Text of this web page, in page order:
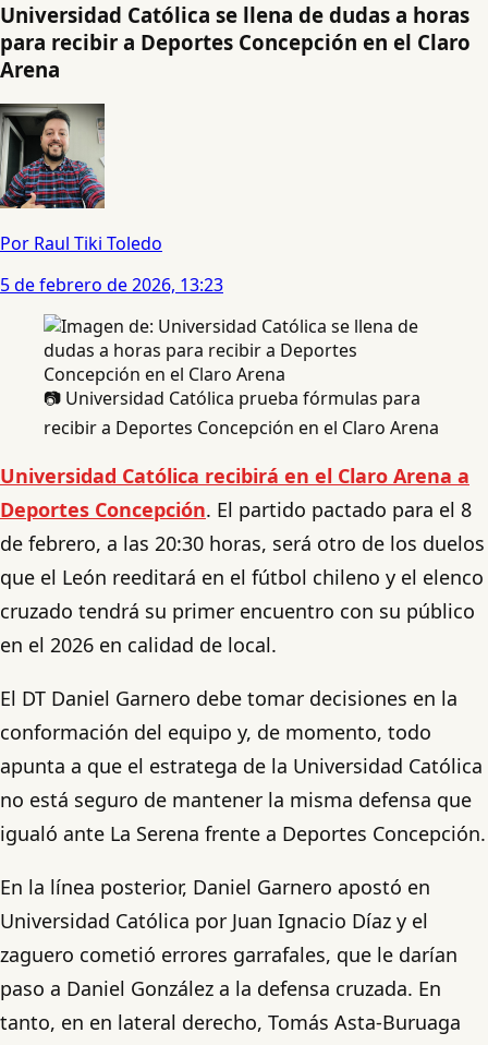
Universidad Católica se llena de dudas a horas
para recibir a Deportes Concepción en el Claro
Arena
Por Raul Tiki Toledo
5 de febrero de 2026, 13:23
📷 Universidad Católica prueba fórmulas para
recibir a Deportes Concepción en el Claro Arena
Universidad Católica recibirá en el Claro Arena a
Deportes Concepción. El partido pactado para el 8
de febrero, a las 20:30 horas, será otro de los duelos
que el León reeditará en el fútbol chileno y el elenco
cruzado tendrá su primer encuentro con su público
en el 2026 en calidad de local.
El DT Daniel Garnero debe tomar decisiones en la
conformación del equipo y, de momento, todo
apunta a que el estratega de la Universidad Católica
no está seguro de mantener la misma defensa que
igualó ante La Serena frente a Deportes Concepción.
En la línea posterior, Daniel Garnero apostó en
Universidad Católica por Juan Ignacio Díaz y el
zaguero cometió errores garrafales, que le darían
paso a Daniel González a la defensa cruzada. En
tanto, en en lateral derecho, Tomás Asta-Buruaga